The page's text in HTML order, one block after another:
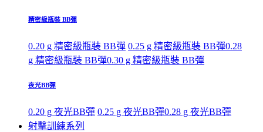
精密級瓶裝 BB彈
0.20 g 精密級瓶裝 BB彈 0.25 g 精密級瓶裝 BB彈0.28
g 精密級瓶裝 BB彈0.30 g 精密級瓶裝 BB彈
夜光BB彈
0.20 g 夜光BB彈 0.25 g 夜光BB彈0.28 g 夜光BB彈
射擊訓練系列